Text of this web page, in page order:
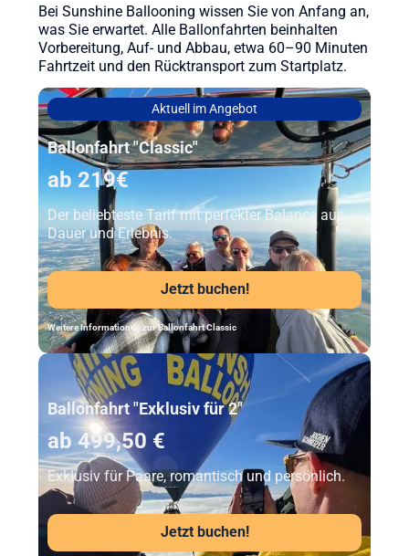
Bei Sunshine Ballooning wissen Sie von Anfang an,
was Sie erwartet. Alle Ballonfahrten beinhalten
Vorbereitung, Auf- und Abbau, etwa 60–90 Minuten
Fahrtzeit und den Rücktransport zum Startplatz.
Aktuell im Angebot
Ballonfahrt "Classic"
ab 219€
Der beliebteste Tarif mit perfekter Balance aus
Dauer und Erlebnis.
Jetzt buchen!
Weitere Informationen zur Ballonfahrt Classic
Unser Beststeller
Ballonfahrt "Exklusiv für 2"
ab 499,50 €
Exklusiv für Paare, romantisch und persönlich.
Jetzt buchen!